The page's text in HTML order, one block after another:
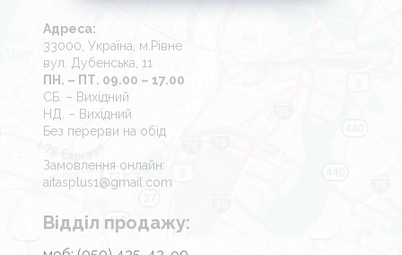
Адреса:
33000, Україна, м.Рівне
вул. Дубенська, 11
ПН. – ПТ. 09.00 – 17.00
СБ. – Вихідний
НД. – Вихідний
Без перерви на обід
Замовлення онлайн:
aitasplus1@gmail.com
Відділ продажу: